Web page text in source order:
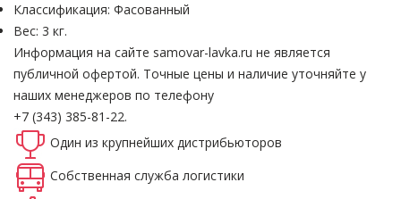
Классификация: Фасованный
Вес: 3 кг.
Информация на сайте samovar-lavka.ru не является
публичной офертой. Точные цены и наличие уточняйте у
наших менеджеров по телефону
+7 (343) 385-81-22.
Один из крупнейших дистрибьюторов
Собственная служба логистики